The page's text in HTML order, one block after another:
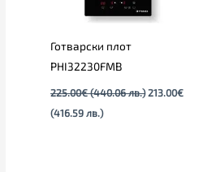
Готварски плот
PHI32230FMB
225.00€ (440.06 лв.) 213.00€
(416.59 лв.)